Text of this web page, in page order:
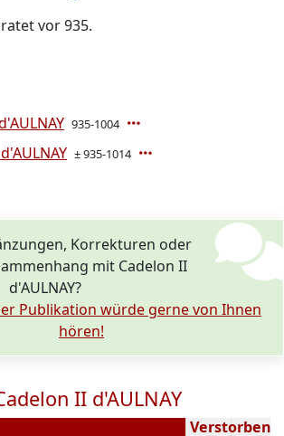
vor 935.
935-1004
± 935-1014
Korrekturen oder
mit Cadelon II
d'AULNAY?
Publikation würde gerne von Ihnen
hören!
II d'AULNAY
Verstorben (